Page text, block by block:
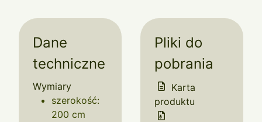
Dane
techniczne
Wymiary
szerokość:
200 cm
Pliki do
pobrania
Karta
produktu